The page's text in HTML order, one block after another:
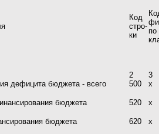
Код
стро-
ки
2
3
дефицита бюджета - всего
500
х
бюджета
520
х
бюджета
620
х